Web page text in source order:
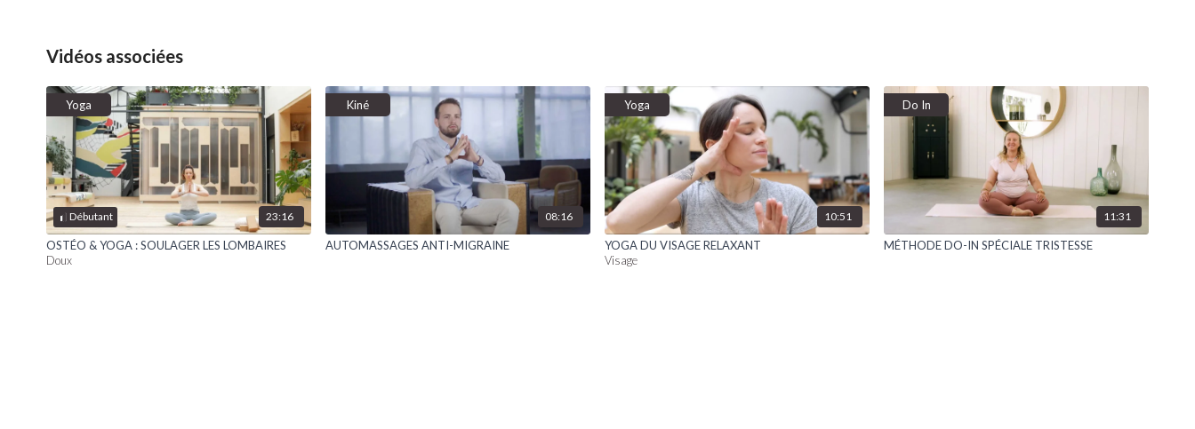
Vidéos associées
Débutant
Yoga
23:16
OSTÉO & YOGA : SOULAGER LES LOMBAIRES
Doux
Kiné
08:16
AUTOMASSAGES ANTI-MIGRAINE
Yoga
10:51
YOGA DU VISAGE RELAXANT
Visage
Do In
11:31
MÉTHODE DO-IN SPÉCIALE TRISTESSE